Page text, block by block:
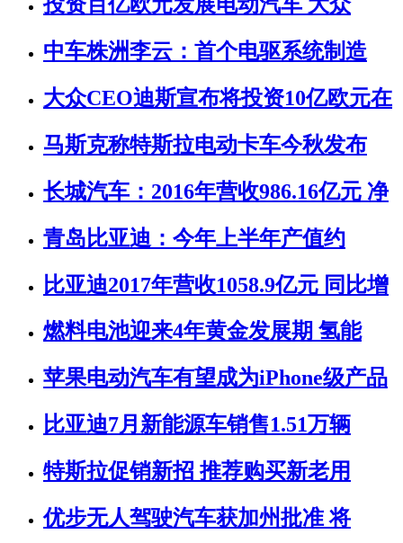
中车株洲李云：首个电驱系统制造
大众CEO迪斯宣布将投资10亿欧元在
马斯克称特斯拉电动卡车今秋发布
长城汽车：2016年营收986.16亿元 净
青岛比亚迪：今年上半年产值约
比亚迪2017年营收1058.9亿元 同比增
燃料电池迎来4年黄金发展期 氢能
苹果电动汽车有望成为iPhone级产品
比亚迪7月新能源车销售1.51万辆
特斯拉促销新招 推荐购买新老用
优步无人驾驶汽车获加州批准 将